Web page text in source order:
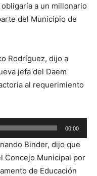
a un millonario
del Municipio de
Rodríguez, dijo a
jefa del Daem
al requerimiento
00:00
Binder, dijo que
Concejo Municipal por
de Educación